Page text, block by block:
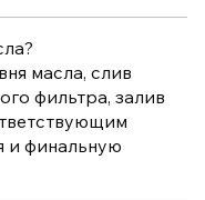
масла, слив
фильтра, залив
и финальную